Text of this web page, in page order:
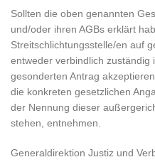
Sollten die oben genannten
und/oder ihren AGBs erklärt
Streitschlichtungsstelle/en auf
entweder verbindlich zuständig
gesonderten Antrag
die konkreten gesetzlichen
der Nennung dieser
stehen, entnehmen.
Generaldirektion Justiz und